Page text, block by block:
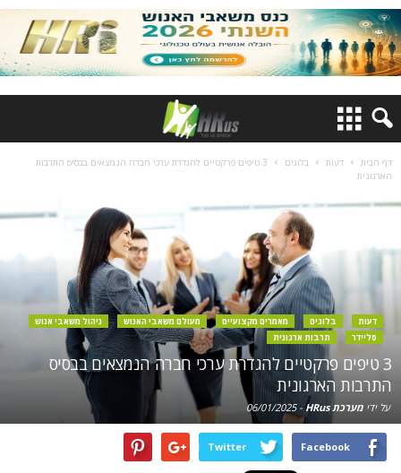
דף הבית דעות בלוגים
3 טיפים פרקטיים להגדרת ערכי חברה הנמצאים בבסיס התרבות
הארגונית
דעות בלוגים מאמרים מקצועיים מעולם משאבי האנוש
ניהול משאבי אנוש
סליידר
תרבות ארגונית
3 טיפים פרקטיים להגדרת ערכי חברה הנמצאים בבסיס
התרבות הארגונית
על ידי מערכת HRus -
06/01/2025
Facebook
Twitter